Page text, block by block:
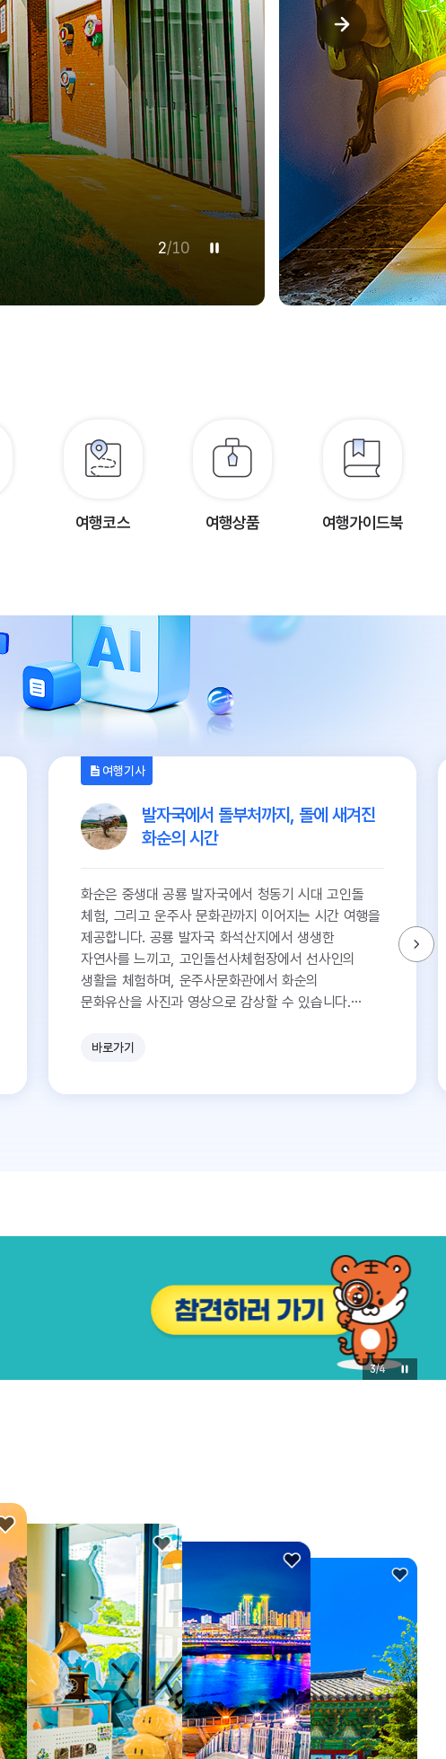
3/10
여행코스 여행상품 여행가이드북
여행기사
발자국에서 돌부처까지, 돌에 새겨진
화순의 시간
화순은 중생대 공룡 발자국에서 청동기 시대 고인돌
체험, 그리고 운주사 문화관까지 이어지는 시간 여행을
제공합니다. 공룡 발자국 화석산지에서 생생한
자연사를 느끼고, 고인돌선사체험장에서 선사인의
생활을 체험하며, 운주사문화관에서 화순의
문화유산을 사진과 영상으로 감상할 수 있습니다.
바로가기
3/4